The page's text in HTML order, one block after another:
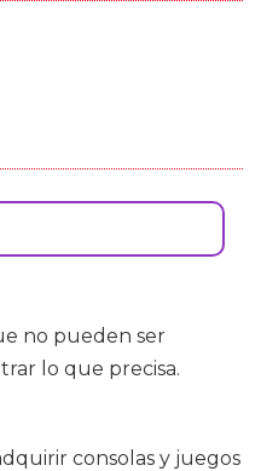
no pueden ser
lo que precisa.
consolas y juegos